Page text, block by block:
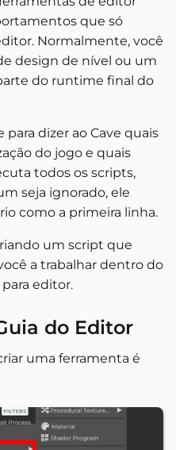
que só
Normalmente, você
design de nível ou um
do runtime final do
dizer ao Cave quais
do jogo e quais
todos os scripts,
seja ignorado, ele
como a primeira linha.
um script que
a trabalhar dentro do
editor.
do Editor
uma ferramenta é